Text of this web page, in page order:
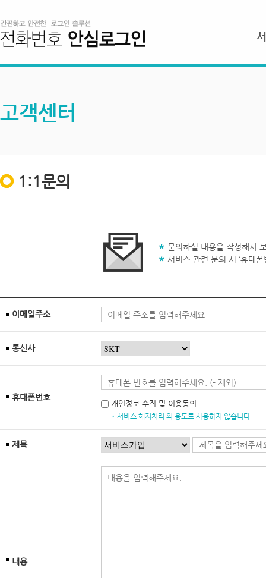
고객센터
1:1문의
문의하실 내용을 작성해서
서비스 관련 문의 시 ‘휴대
이메일주소
통신사
휴대폰번호
개인정보 수집 및 이용동의
* 서비스 해지처리 외 용도로 사용하지 않습니다.
제목
내용